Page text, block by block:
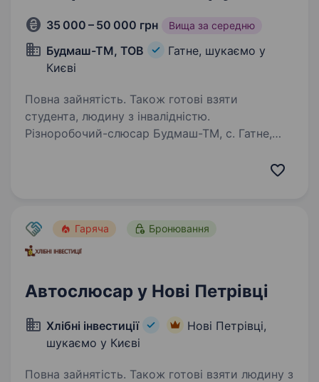
35 000 – 50 000 грн Вища за середню
Будмаш-ТМ, ТОВ
Гатне, шукаємо у
Києві
Повна зайнятість. Також готові взяти
студента, людину з інвалідністю.
Різноробочий-слюсар Будмаш-ТМ, с. Гатне,
(свердлити, пиляти,…
Гаряча Бронювання
Автослюсар у Нові Петрівці
Хлібні інвестиції
Нові Петрівці,
шукаємо у Києві
Повна зайнятість. Також готові взяти людину з